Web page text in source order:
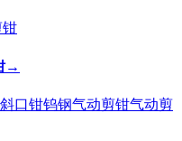
→